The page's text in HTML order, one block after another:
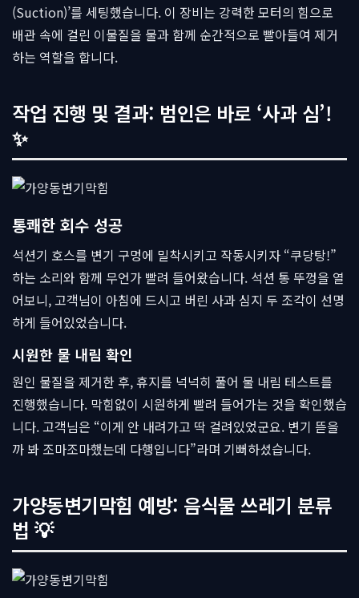
(Suction)’를 세팅했습니다. 이 장비는 강력한 모터의 힘으로
배관 속에 걸린 이물질을 물과 함께 순간적으로 빨아들여 제거
하는 역할을 합니다.
작업 진행 및 결과: 범인은 바로 ‘사과 심’!
✨
통쾌한 회수 성공
석션기 호스를 변기 구멍에 밀착시키고 작동시키자 “쿠당탕!”
하는 소리와 함께 무언가 빨려 들어왔습니다. 석션 통 뚜껑을 열
어보니, 고객님이 아침에 드시고 버린 사과 심지 두 조각이 선명
하게 들어있었습니다.
시원한 물 내림 확인
원인 물질을 제거한 후, 휴지를 넉넉히 풀어 물 내림 테스트를
진행했습니다. 막힘없이 시원하게 빨려 들어가는 것을 확인했습
니다. 고객님은 “이게 안 내려가고 딱 걸려있었군요. 변기 뜯을
까 봐 조마조마했는데 다행입니다”라며 기뻐하셨습니다.
가양동변기막힘 예방: 음식물 쓰레기 분류
법 💡